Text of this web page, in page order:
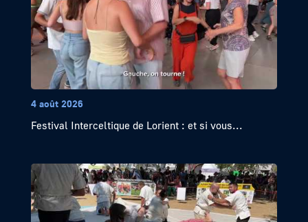
4 août 2026
Festival Interceltique de Lorient : et si vous...